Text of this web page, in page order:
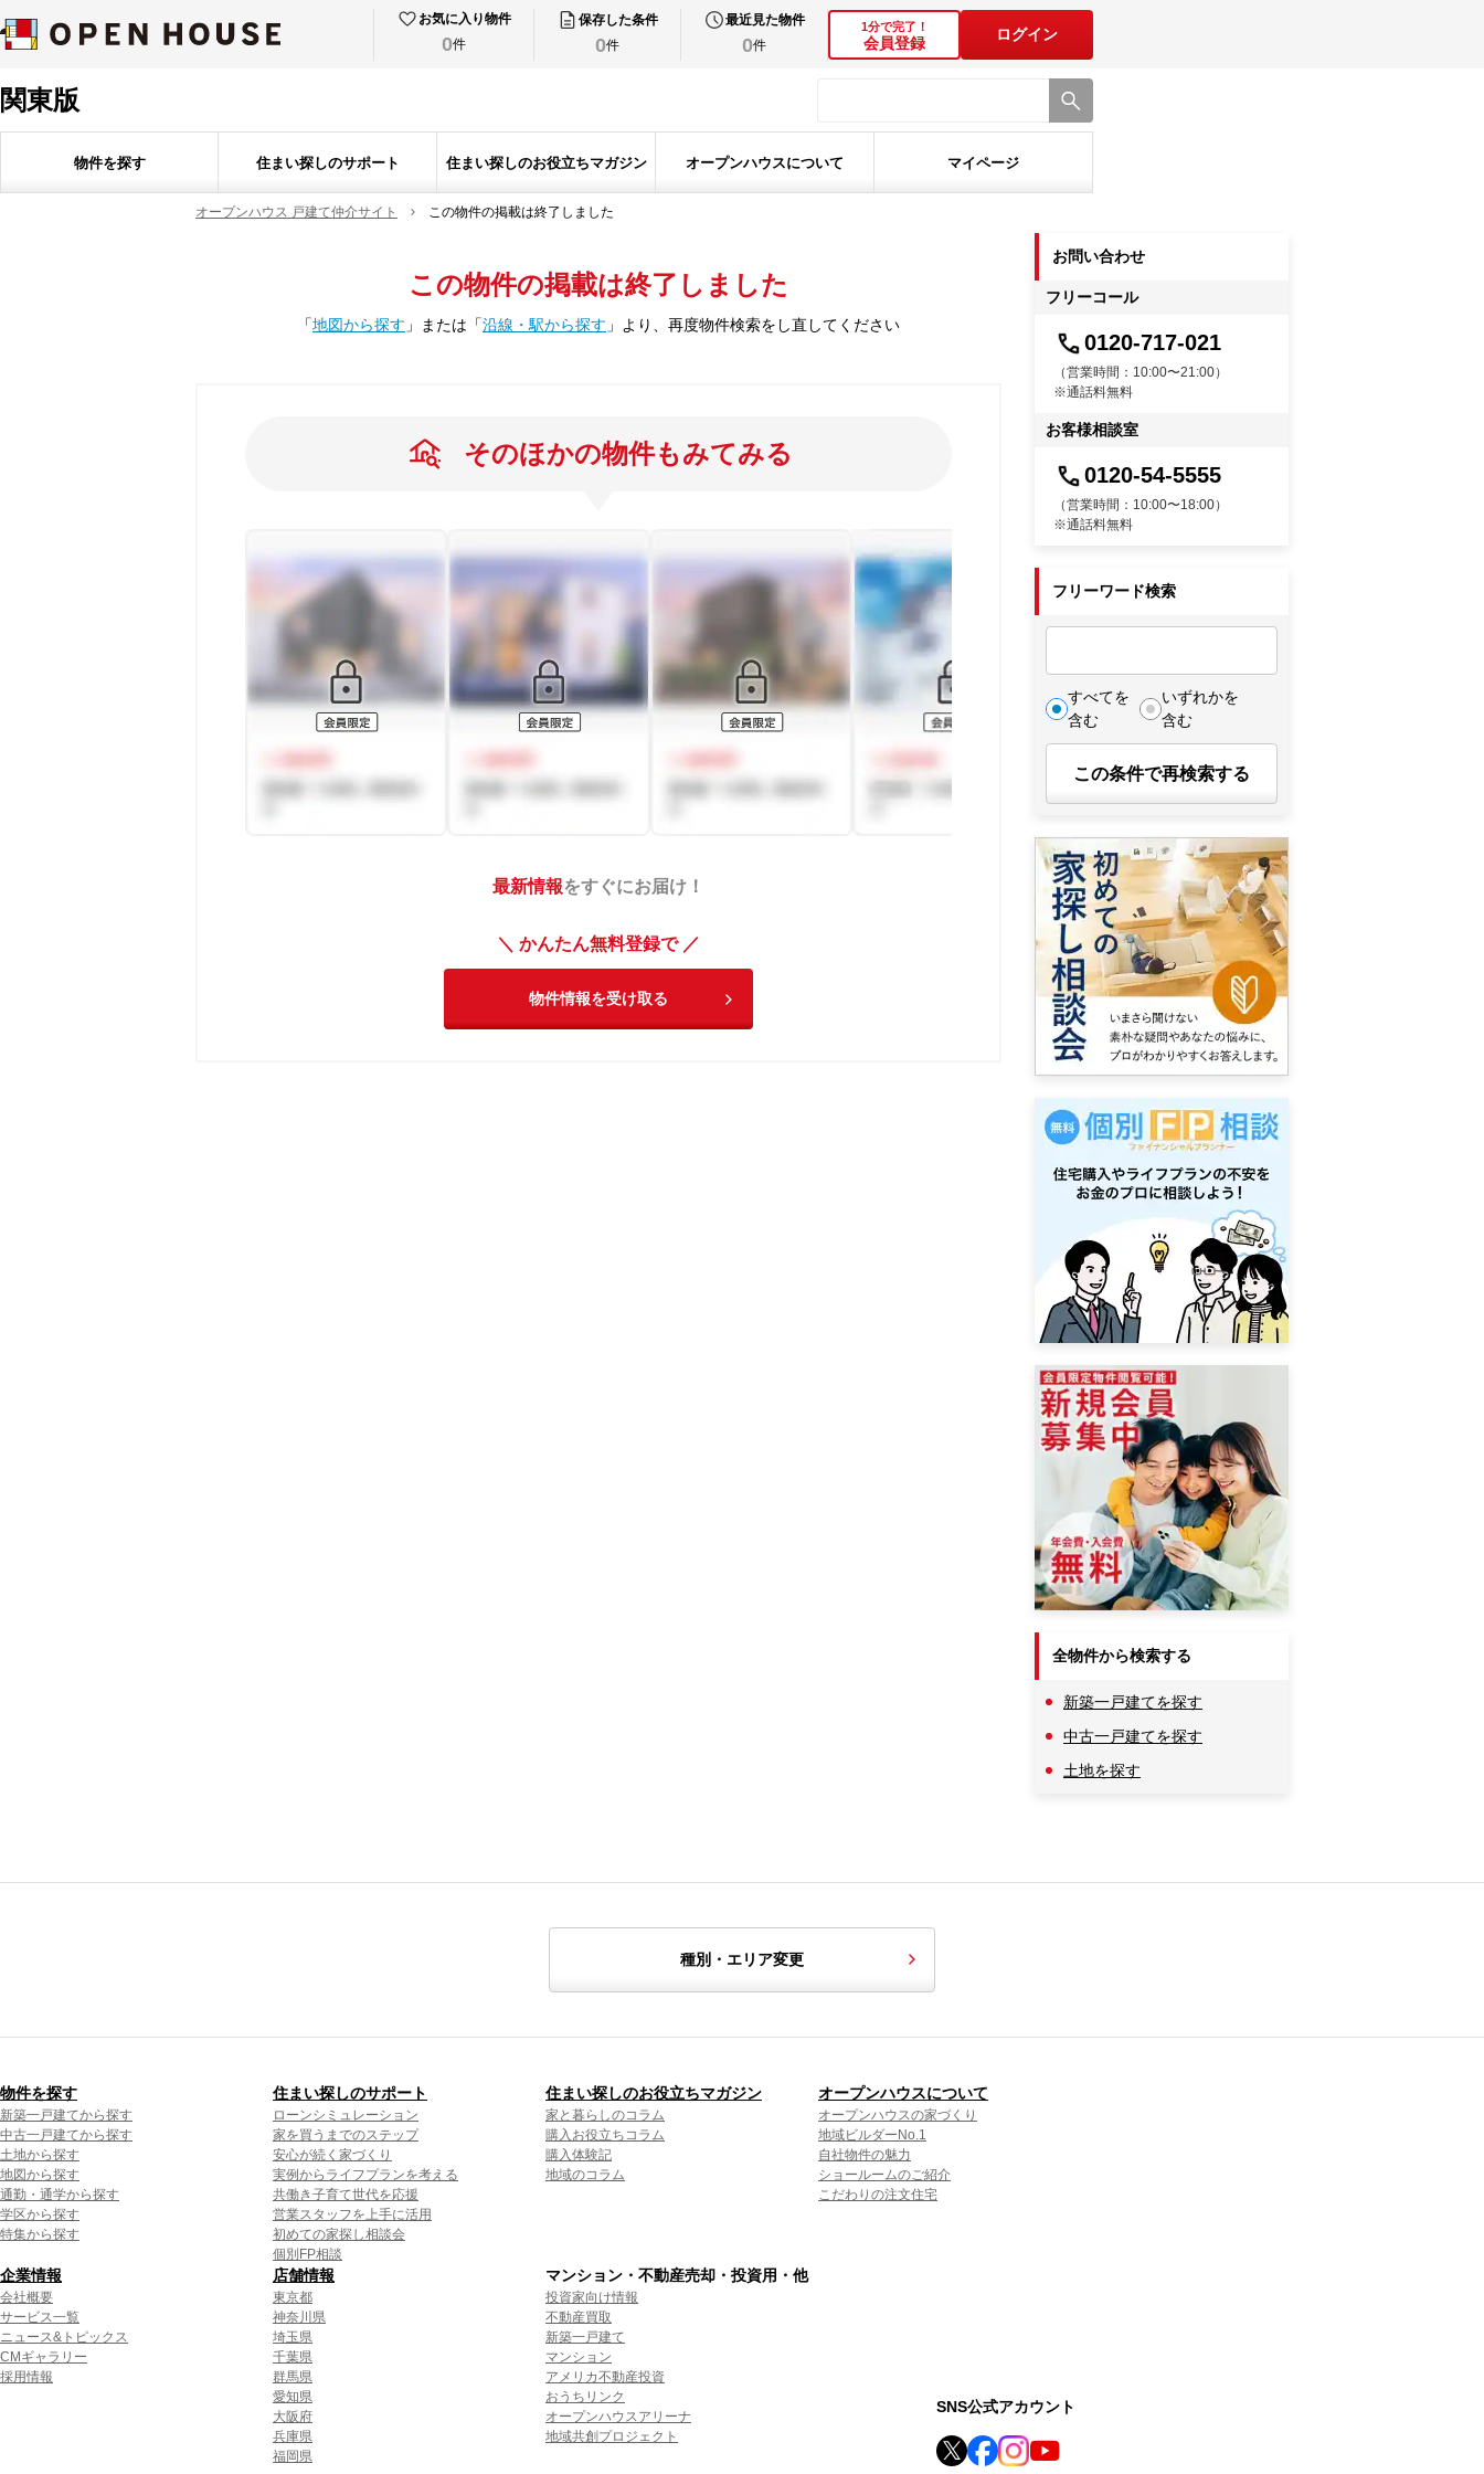
お気に入り物件
0件
保存した条件
0件
最近見た物件
0件
1分で完了！
会員登録
ログイン
関東版
物件を探す 住まい探しのサポート 住まい探しのお役立ちマガジン オープンハウスについて マイページ
オープンハウス 戸建て仲介サイト この物件の掲載は終了しました
この物件の掲載は終了しました
「地図から探す 」 または 「沿線・駅から探す 」 より、再度物件検索をし直してください
そのほかの物件もみてみる
最新情報をすぐにお届け！
＼ かんたん無料登録で ／
物件情報を受け取る
お問い合わせ
フリーコール
0120-717-021
（営業時間：10:00〜21:00）
※通話料無料
お客様相談室
0120-54-5555
（営業時間：10:00〜18:00）
※通話料無料
フリーワード検索
すべてを
含む
いずれかを
含む
この条件で再検索する
全物件から検索する
新築一戸建てを探す
中古一戸建てを探す
土地を探す
種別・エリア変更
物件を探す
新築一戸建てから探す
中古一戸建てから探す
土地から探す
地図から探す
通勤・通学から探す
学区から探す
特集から探す
住まい探しのサポート
ローンシミュレーション
家を買うまでのステップ
安心が続く家づくり
実例からライフプランを考える
共働き子育て世代を応援
営業スタッフを上手に活用
初めての家探し相談会
個別FP相談
住まい探しのお役立ちマガジン
家と暮らしのコラム
購入お役立ちコラム
購入体験記
地域のコラム
オープンハウスについて
オープンハウスの家づくり
地域ビルダーNo.1
自社物件の魅力
ショールームのご紹介
こだわりの注文住宅
企業情報
会社概要
サービス一覧
ニュース&トピックス
CMギャラリー
採用情報
店舗情報
東京都
神奈川県
埼玉県
千葉県
群馬県
愛知県
大阪府
兵庫県
福岡県
マンション・不動産売却・投資用・他
投資家向け情報
不動産買取
新築一戸建て
マンション
アメリカ不動産投資
おうちリンク
オープンハウスアリーナ
地域共創プロジェクト
SNS公式アカウント